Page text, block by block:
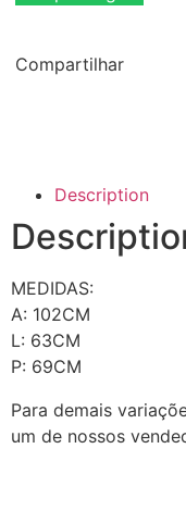
Compartilhar
Description
MEDIDAS:
A: 102CM
L: 63CM
P: 69CM
Para demais
um de nossos